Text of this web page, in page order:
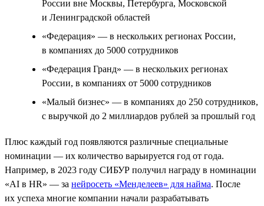
России вне Москвы, Петербурга, Московской
и Ленинградской областей
«Федерация» — в нескольких регионах России,
в компаниях до 5000 сотрудников
«Федерация Гранд» — в нескольких регионах
России, в компаниях от 5000 сотрудников
«Малый бизнес» — в компаниях до 250 сотрудников,
с выручкой до 2 миллиардов рублей за прошлый год
Плюс каждый год появляются различные специальные
номинации — их количество варьируется год от года.
Например, в 2023 году СИБУР получил награду в номинации
«AI в HR» — за нейросеть «Менделеев» для найма. После
их успеха многие компании начали разрабатывать